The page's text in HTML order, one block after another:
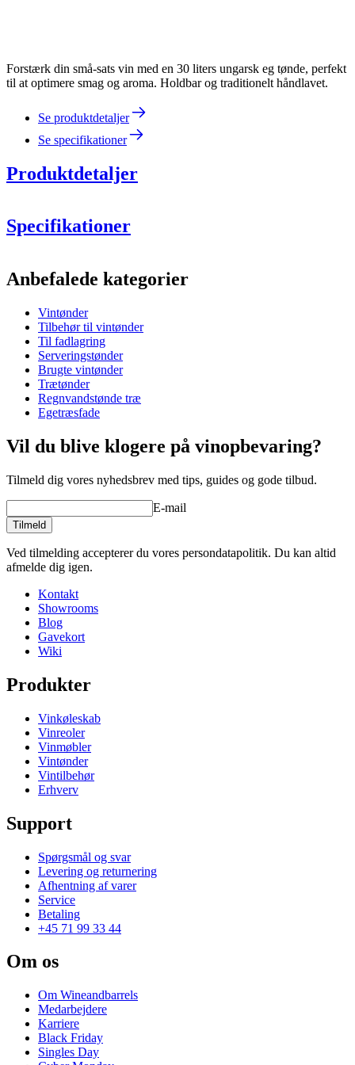
Forstærk din små-sats vin med en 30 liters ungarsk eg tønde, perfekt
til at optimere smag og aroma. Holdbar og traditionelt håndlavet.
Se produktdetaljer
Se specifikationer
Produktdetaljer
Specifikationer
ProduktnummerWOB-HM30-L
Dimensioner (BxHxD cm)
Vægt (kg)10
Anbefalede kategorier
Vintønder
Tilbehør til vintønder
Til fadlagring
Serveringstønder
Brugte vintønder
Trætønder
Regnvandstønde træ
Egetræsfade
Vil du blive klogere på vinopbevaring?
Tilmeld dig vores nyhedsbrev med tips, guides og gode tilbud.
E-mail
Tilmeld
Ved tilmelding accepterer du vores persondatapolitik. Du kan altid
afmelde dig igen.
Kontakt
Showrooms
Blog
Gavekort
Wiki
Produkter
Vinkøleskab
Vinreoler
Vinmøbler
Vintønder
Vintilbehør
Erhverv
Support
Spørgsmål og svar
Levering og returnering
Afhentning af varer
Service
Betaling
+45 71 99 33 44
Om os
Om Wineandbarrels
Medarbejdere
Karriere
Black Friday
Singles Day